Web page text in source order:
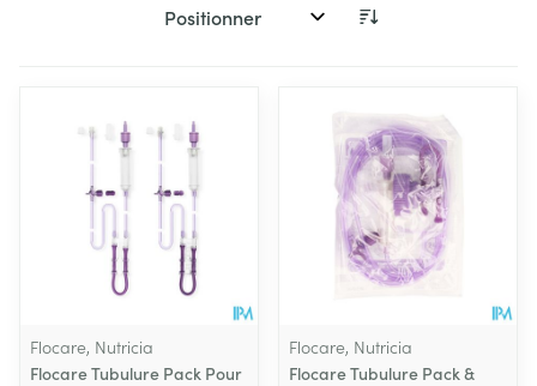
Trier par:
Flocare, Nutricia
Flocare Tubulure Pack Pour
Flocare, Nutricia
Flocare Tubulure Pack &